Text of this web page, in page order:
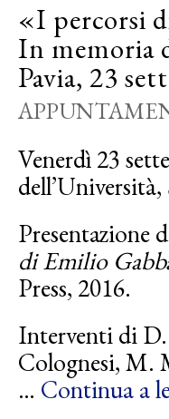
«I percorsi
In memoria
Pavia, 23
Venerdì 23
Presentazione
di Emilio
Press, 2016.
Interventi di
Colognesi, M.
… Continua a